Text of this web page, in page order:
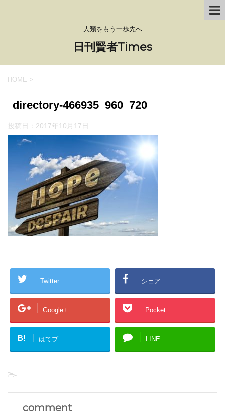
人類をもう一歩先へ
日刊賢者Times
HOME >
directory-466935_960_720
投稿日： 2017年10月17日
Twitter シェア
Google+ Pocket
B! はてブ LINE
-
comment